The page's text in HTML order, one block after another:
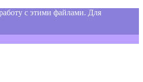
с этими файлами. Для